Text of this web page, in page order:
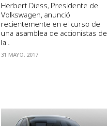
Herbert Diess, Presidente de
Volkswagen, anunció
recientemente en el curso de
una asamblea de accionistas de
la...
31 MAYO, 2017